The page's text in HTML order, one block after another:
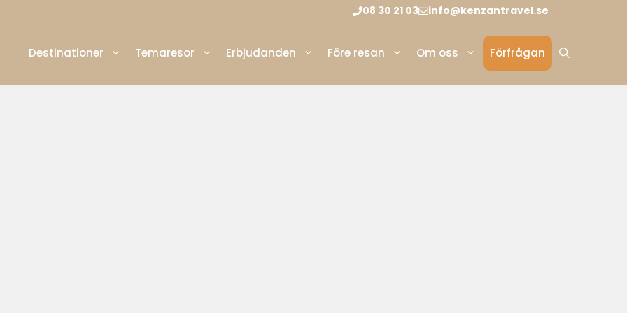
08 30 21 03 info@kenzantravel.se
Destinationer Temaresor Erbjudanden Före resan Om oss Förfrågan